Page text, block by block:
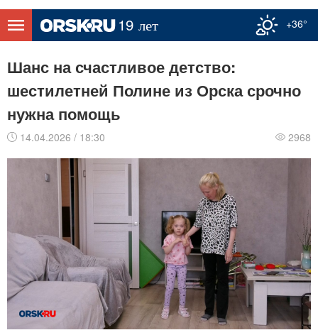
+36°
Шанс на счастливое детство:
шестилетней Полине из Орска срочно
нужна помощь
14.04.2026 / 18:30 2968